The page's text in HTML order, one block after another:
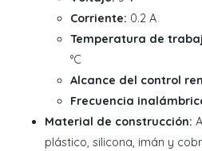
Corriente: 0.2 A
Temperatura de
°C
Alcance del control
Frecuencia
Material de construcción:
plástico, silicona, imán y